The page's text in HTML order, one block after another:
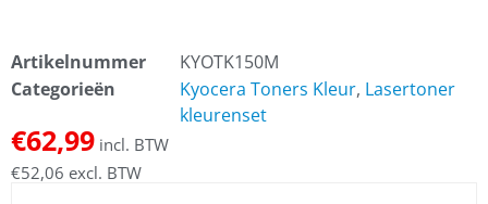
Artikelnummer
KYOTK150M
Categorieën
Kyocera Toners Kleur, Lasertoner
kleurenset
€62,99 incl. BTW
€52,06 excl. BTW